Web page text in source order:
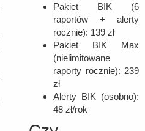
Pakiet BIK (6
raportów + alerty
rocznie): 139 zł
Pakiet BIK Max
(nielimitowane
raporty rocznie): 239
zł
Alerty BIK (osobno):
48 zł/rok